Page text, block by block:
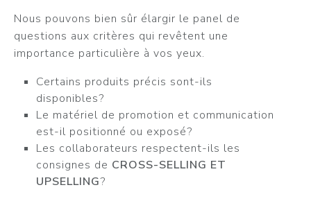
Nous pouvons bien sûr élargir le panel de
questions aux critères qui revêtent une
importance particulière à vos yeux.
Certains produits précis sont-ils
disponibles?
Le matériel de promotion et communication
est-il positionné ou exposé?
Les collaborateurs respectent-ils les
consignes de CROSS-SELLING ET
UPSELLING?